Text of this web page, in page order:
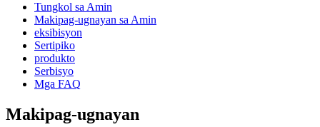
Tungkol sa Amin
Makipag-ugnayan sa Amin
eksibisyon
Sertipiko
produkto
Serbisyo
Mga FAQ
Makipag-ugnayan